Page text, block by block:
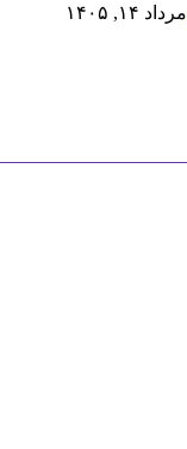
مرداد ۱۴, ۱۴۰۵